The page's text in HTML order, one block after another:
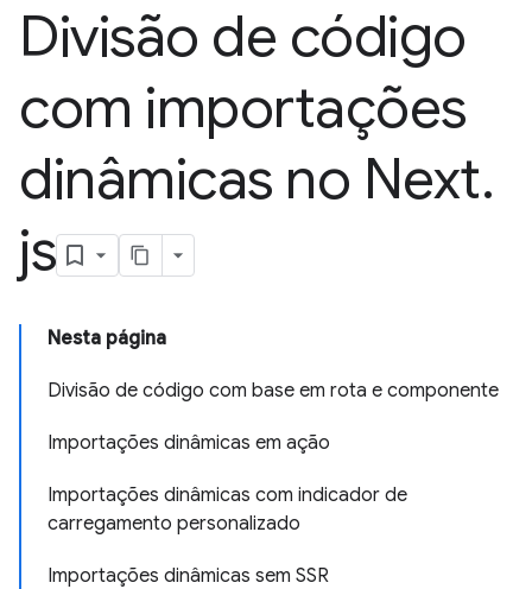
Divisão de código
com importações
dinâmicas no Next.
js
Nesta página
Divisão de código com base em rota e componente
Importações dinâmicas em ação
Importações dinâmicas com indicador de
carregamento personalizado
Importações dinâmicas sem SSR